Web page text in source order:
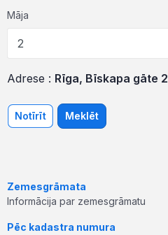
Māja
Adrese : Rīga, Bīskapa gāte 2
Notīrīt Meklēt
Zemesgrāmata
Informācija par zemesgrāmatu
Pēc kadastra numura